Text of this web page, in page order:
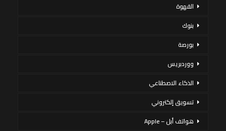
القهوة
بنوك
بورصة
ووردبريس
الذكاء الاصطناعي
تسويق إلكتروني
هواتف أبل – Apple